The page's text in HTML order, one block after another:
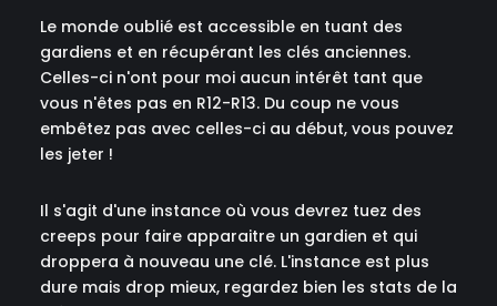
Le monde oublié est accessible en tuant des
gardiens et en récupérant les clés anciennes.
Celles-ci n'ont pour moi aucun intérêt tant que
vous n'êtes pas en R12-R13. Du coup ne vous
embêtez pas avec celles-ci au début, vous pouvez
les jeter !
Il s'agit d'une instance où vous devrez tuez des
creeps pour faire apparaitre un gardien et qui
droppera à nouveau une clé. L'instance est plus
dure mais drop mieux, regardez bien les stats de la